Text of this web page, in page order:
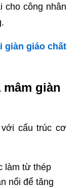
cho công nhân
giàn giáo chất
mâm giàn
cấu trúc cơ
làm từ thép
nổi để tăng